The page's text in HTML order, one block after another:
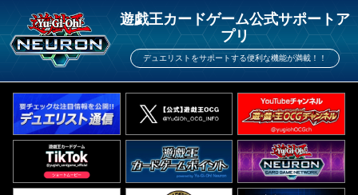
遊戯王カードゲーム公式サポートア
プリ
デュエリストをサポートする便利な機能が満載！！